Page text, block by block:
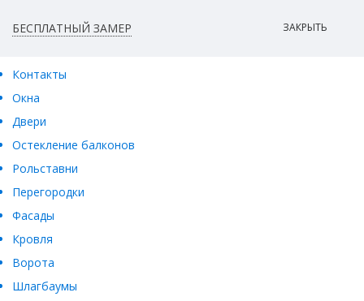
БЕСПЛАТНЫЙ ЗАМЕР ЗАКРЫТЬ
Контакты
Окна
Двери
Остекление балконов
Рольставни
Перегородки
Фасады
Кровля
Ворота
Шлагбаумы